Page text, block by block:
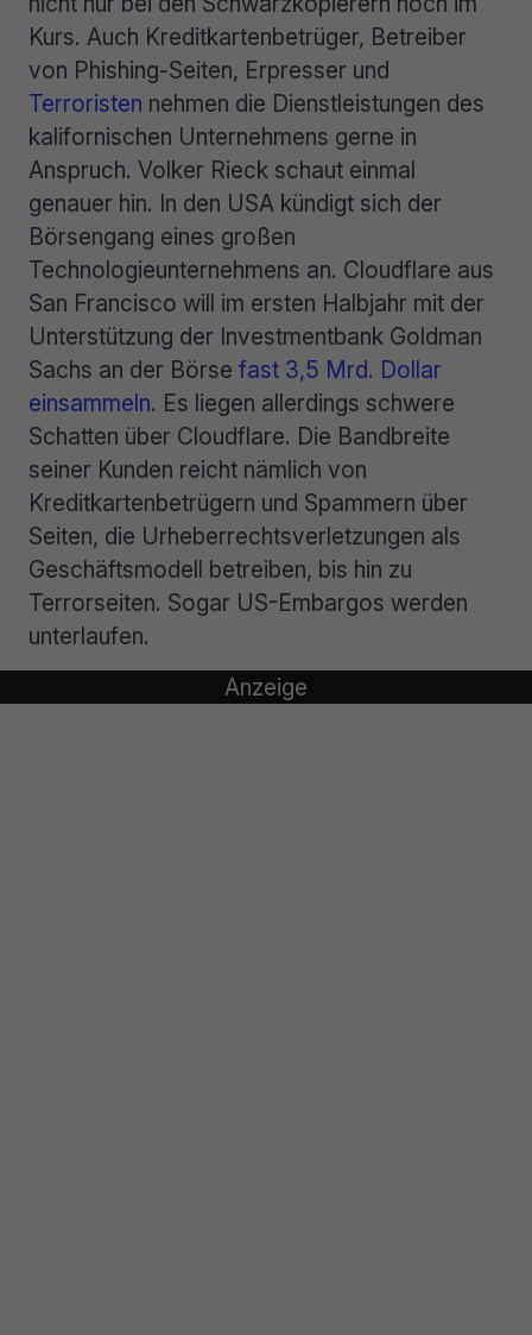
Kurs. Auch Kreditkartenbetrüger, Betreiber
von Phishing-Seiten, Erpresser und
Terroristen nehmen die Dienstleistungen des
kalifornischen Unternehmens gerne in
Anspruch. Volker Rieck schaut einmal
genauer hin. In den USA kündigt sich der
Börsengang eines großen
Technologieunternehmens an. Cloudflare aus
San Francisco will im ersten Halbjahr mit der
Unterstützung der Investmentbank Goldman
Sachs an der Börse fast 3,5 Mrd. Dollar
einsammeln. Es liegen allerdings schwere
Schatten über Cloudflare. Die Bandbreite
seiner Kunden reicht nämlich von
Kreditkartenbetrügern und Spammern über
Seiten, die Urheberrechtsverletzungen als
Geschäftsmodell betreiben, bis hin zu
Terrorseiten. Sogar US-Embargos werden
unterlaufen.